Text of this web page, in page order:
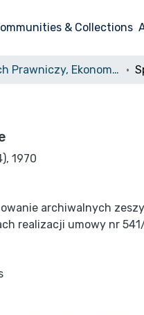
& Collections
Ruch Prawniczy, Ekonomiczny i Socjologiczny, 1970, nr 4
1970
archiwalnych
realizacji umowy nr